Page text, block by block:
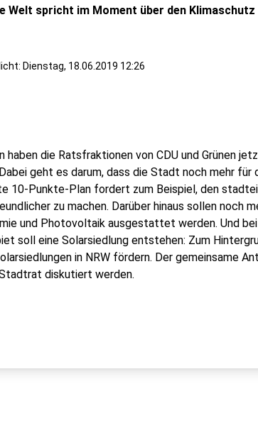
Welt spricht im Moment über den
Dienstag, 18.06.2019 12:26
haben die Ratsfraktionen von CDU und Grünen
geht es darum, dass die Stadt noch mehr für
10-Punkte-Plan fordert zum Beispiel, den
zu machen. Darüber hinaus sollen noch
und Photovoltaik ausgestattet werden. Und
soll eine Solarsiedlung entstehen: Zum
in NRW fördern. Der gemeinsame
diskutiert werden.